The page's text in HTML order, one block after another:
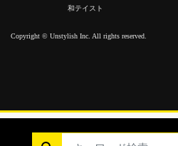
和テイスト
Copyright © Unstylish Inc. All rights reserved.